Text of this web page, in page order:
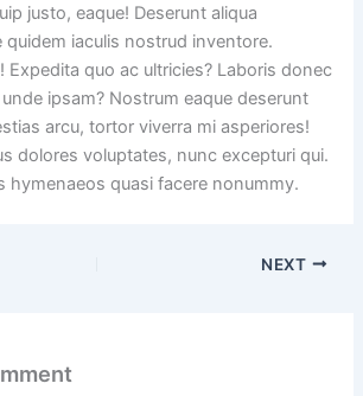
justo, eaque! Deserunt aliqua
quidem iaculis nostrud inventore.
Expedita quo ac ultricies? Laboris donec
ipsam? Nostrum eaque deserunt
arcu, tortor viverra mi asperiores!
dolores voluptates, nunc excepturi qui.
hymenaeos quasi facere nonummy.
NEXT